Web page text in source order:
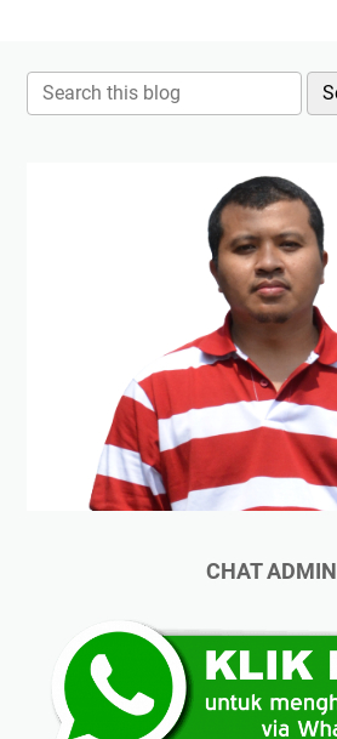
CHAT ADMIN